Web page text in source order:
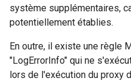
système supplémentaires,
potentiellement établies.
En outre, il existe une règle
"LogErrorInfo" qui ne
lors de l'exécution du proxy